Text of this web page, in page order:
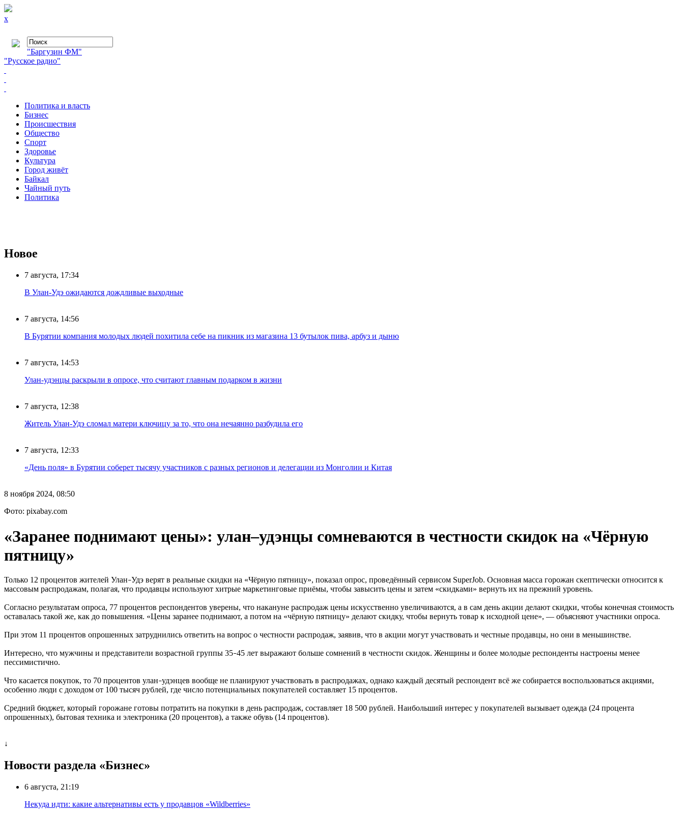
x
"Баргузин ФМ"
"Русское радио"
Политика и власть
Бизнес
Происшествия
Общество
Cпорт
Здоровье
Культура
Город живёт
Байкал
Чайный путь
Политика
Новое
7 августа, 17:34
В Улан-Удэ ожидаются дождливые выходные
7 августа, 14:56
В Бурятии компания молодых людей похитила себе на пикник из магазина 13 бутылок пива, арбуз и дыню
7 августа, 14:53
Улан-удэнцы раскрыли в опросе, что считают главным подарком в жизни
7 августа, 12:38
Житель Улан-Удэ сломал матери ключицу за то, что она нечаянно разбудила его
7 августа, 12:33
«День поля» в Бурятии соберет тысячу участников с разных регионов и делегации из Монголии и Китая
8 ноября 2024, 08:50
Фото: pixabay.com
«Заранее поднимают цены»: улан–удэнцы сомневаются в честности скидок на «Чёрную
пятницу»
Только 12 процентов жителей Улан–Удэ верят в реальные скидки на «Чёрную пятницу», показал опрос, проведённый сервисом SuperJob. Основная масса горожан скептически относится к
массовым распродажам, полагая, что продавцы используют хитрые маркетинговые приёмы, чтобы завысить цены и затем «скидками» вернуть их на прежний уровень.
Согласно результатам опроса, 77 процентов респондентов уверены, что накануне распродаж цены искусственно увеличиваются, а в сам день акции делают скидки, чтобы конечная стоимость
оставалась такой же, как до повышения. «Цены заранее поднимают, а потом на «чёрную пятницу» делают скидку, чтобы вернуть товар к исходной цене», — объясняют участники опроса.
При этом 11 процентов опрошенных затруднились ответить на вопрос о честности распродаж, заявив, что в акции могут участвовать и честные продавцы, но они в меньшинстве.
Интересно, что мужчины и представители возрастной группы 35–45 лет выражают больше сомнений в честности скидок. Женщины и более молодые респонденты настроены менее
пессимистично.
Что касается покупок, то 70 процентов улан–удэнцев вообще не планируют участвовать в распродажах, однако каждый десятый респондент всё же собирается воспользоваться акциями,
особенно люди с доходом от 100 тысяч рублей, где число потенциальных покупателей составляет 15 процентов.
Средний бюджет, который горожане готовы потратить на покупки в день распродаж, составляет 18 500 рублей. Наибольший интерес у покупателей вызывает одежда (24 процента
опрошенных), бытовая техника и электроника (20 процентов), а также обувь (14 процентов).
↓
Новости раздела «Бизнес»
6 августа, 21:19
Некуда идти: какие альтернативы есть у продавцов «Wildberries»